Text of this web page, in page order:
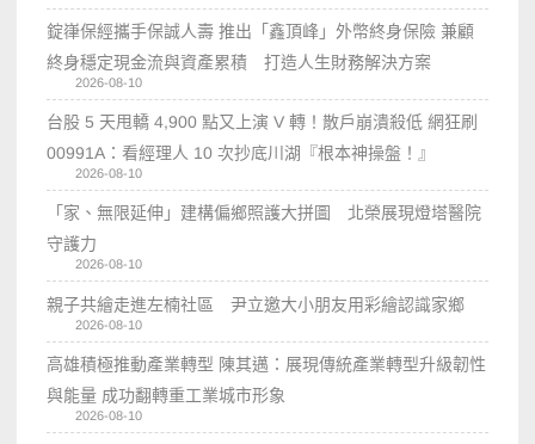
錠嵂保經攜手保誠人壽 推出「鑫頂峰」外幣終身保險 兼顧
終身穩定現金流與資產累積 打造人生財務解決方案
2026-08-10
台股 5 天甩轎 4,900 點又上演 V 轉！散戶崩潰殺低 網狂刷
00991A：看經理人 10 次抄底川湖『根本神操盤！』
2026-08-10
「家、無限延伸」建構偏鄉照護大拼圖 北榮展現燈塔醫院
守護力
2026-08-10
親子共繪走進左楠社區 尹立邀大小朋友用彩繪認識家鄉
2026-08-10
高雄積極推動產業轉型 陳其邁：展現傳統產業轉型升級韌性
與能量 成功翻轉重工業城市形象
2026-08-10